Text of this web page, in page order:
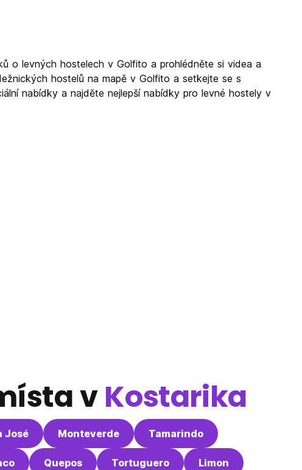
o levných hostelech v Golfito a prohlédněte si videa a
hostelů na mapě v Golfito a setkejte se s
nabídky a najděte nejlepší nabídky pro levné hostely v
vKostarika
José Monteverde Tamarindo
Quepos Tortuguero Limon